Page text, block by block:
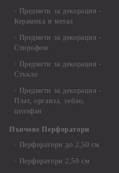
Предмети за декорация -
Керамика и метал
Предмети за декорация -
Стирофом
Предмети за декорация -
Стъкло
Предмети за декорация -
Плат, органза, зебло,
целофан
Пънчове Перфоратори
Перфоратори до 2,50 см
Перфоратори 2,50 см